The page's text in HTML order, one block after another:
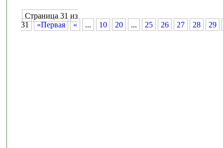
Страница 31 из
31
«Первая « ... 10 20 ... 25 26 27 28 29